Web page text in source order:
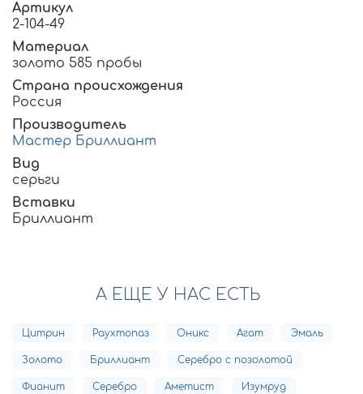
Артикул
2-104-49
Материал
золото 585 пробы
Страна происхождения
Россия
Производитель
Мастер Бриллиант
Вид
серьги
Вставки
Бриллиант
А ЕЩЕ У НАС ЕСТЬ
Цитрин Раухтопаз Оникс Агат Эмаль
Золото Бриллиант Серебро с позолотой
Фианит Серебро Аметист Изумруд